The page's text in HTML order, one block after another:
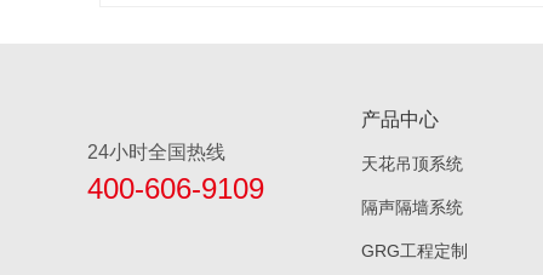
24小时全国热线
400-606-9109
产品中心
天花吊顶系统
隔声隔墙系统
GRG工程定制